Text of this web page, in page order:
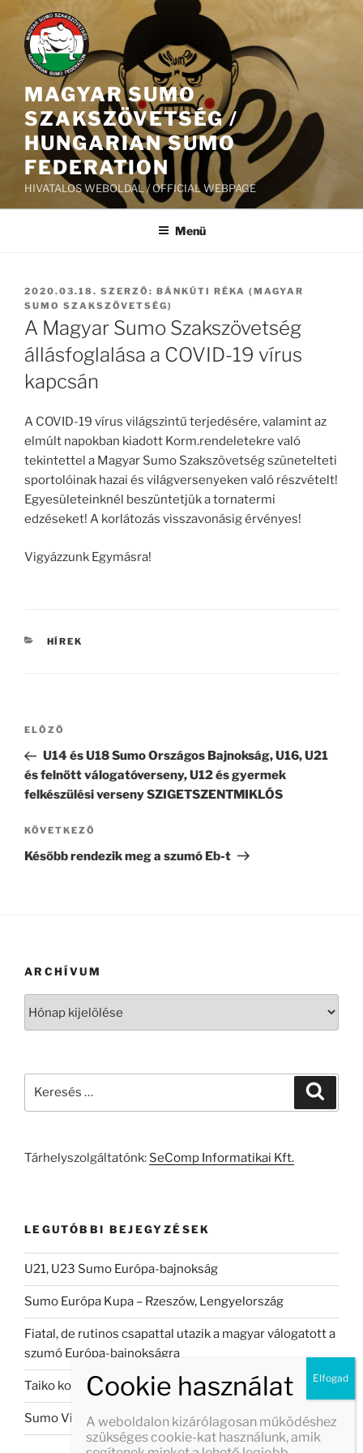
Tartalomhoz
MAGYAR SUMO
SZAKSZÖVETSÉG /
HUNGARIAN SUMO
FEDERATION
HIVATALOS WEBOLDAL / OFFICIAL WEBPAGE
Menü
BEKÜLDVE:
2020.03.18. SZERZŐ: BÁNKÚTI RÉKA (MAGYAR
SUMO SZAKSZÖVETSÉG)
A Magyar Sumo Szakszövetség
állásfoglalása a COVID-19 vírus
kapcsán
A COVID-19 vírus világszintű terjedésére, valamint az
elmúlt napokban kiadott Korm.rendeletekre való
tekintettel a Magyar Sumo Szakszövetség szünetelteti
sportolóinak hazai és világversenyeken való részvételt!
Egyesületeinknél beszüntetjük a tornatermi
edzéseket! A korlátozás visszavonásig érvényes!
Vigyázzunk Egymásra!
KATEGÓRIÁK
HÍREK
Bejegyzés
Korábbi
bejegyzés
ELŐZŐ
U14 és U18 Sumo Országos Bajnokság, U16, U21
és felnőtt válogatóverseny, U12 és gyermek
felkészülési verseny SZIGETSZENTMIKLÓS
Következő
bejegyzés
KÖVETKEZŐ
Később rendezik meg a szumó Eb-t
ARCHÍVUM
Tárhelyszolgáltatónk: SeComp Informatikai Kft.
LEGUTÓBBI BEJEGYZÉSEK
U21, U23 Sumo Európa-bajnokság
Sumo Európa Kupa – Rzeszów, Lengyelország
Fiatal, de rutinos csapattal utazik a magyar válogatott a
szumó Európa-bajnokságra
Taiko koncert Veszprémban
Sumo Világbajnokság 2026
A weboldalon kizárólagosan működéshez
szükséges cookie-kat használunk, amik